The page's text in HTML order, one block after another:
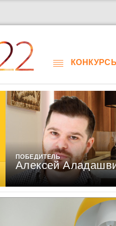
КОНКУРСЫ
ПОБЕДИТЕЛЬ
Алексей
Работ